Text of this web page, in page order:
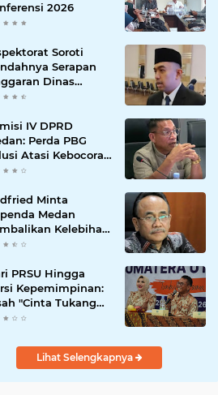
2026
Soroti
Serapan
Dinas
Medan
IV DPRD
Perda PBG
Atasi Kebocoran
dan Birokrasi
Minta
Medan
Kelebihan
dan Bayar Denda
PRSU Hingga
Kepemimpinan:
"Cinta Tukang
Lihat Selengkapnya